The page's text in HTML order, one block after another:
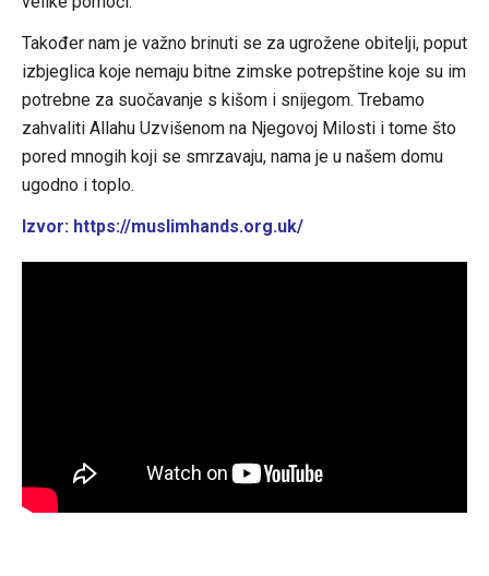
Također nam je važno brinuti se za ugrožene obitelji, poput
izbjeglica koje nemaju bitne zimske potrepštine koje su im
potrebne za suočavanje s kišom i snijegom. Trebamo
zahvaliti Allahu Uzvišenom na Njegovoj Milosti i tome što
pored mnogih koji se smrzavaju, nama je u našem domu
ugodno i toplo.
Izvor: https://muslimhands.org.uk/